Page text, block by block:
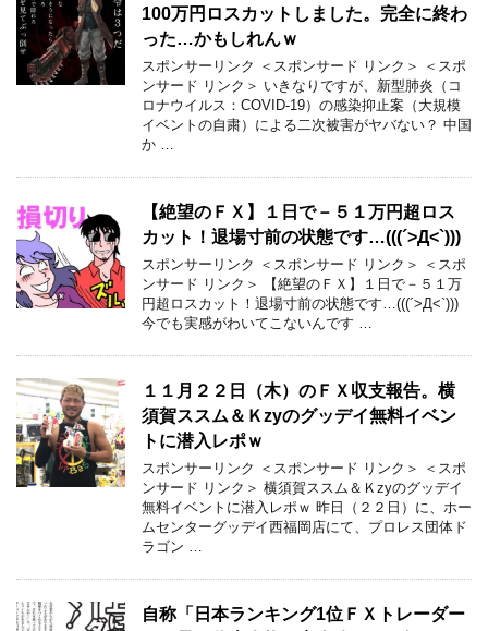
100万円ロスカットしました。完全に終わ
った…かもしれんｗ
スポンサーリンク ＜スポンサード リンク＞ ＜スポ
ンサード リンク＞ いきなりですが、新型肺炎（コ
ロナウイルス：COVID-19）の感染抑止案（大規模
イベントの自粛）による二次被害がヤバない？ 中国
か …
【絶望のＦＸ】１日で－５１万円超ロス
カット！退場寸前の状態です…(((´>Д<`)))
スポンサーリンク ＜スポンサード リンク＞ ＜スポ
ンサード リンク＞ 【絶望のＦＸ】１日で－５１万
円超ロスカット！退場寸前の状態です…(((´>Д<`)))
今でも実感がわいてこないんです …
１１月２２日（木）のＦＸ収支報告。横
須賀ススム＆Ｋzyのグッデイ無料イベン
トに潜入レポｗ
スポンサーリンク ＜スポンサード リンク＞ ＜スポ
ンサード リンク＞ 横須賀ススム＆Ｋzyのグッデイ
無料イベントに潜入レポｗ 昨日（２２日）に、ホー
ムセンターグッデイ西福岡店にて、プロレス団体ド
ラゴン …
自称「日本ランキング1位ＦＸトレーダー